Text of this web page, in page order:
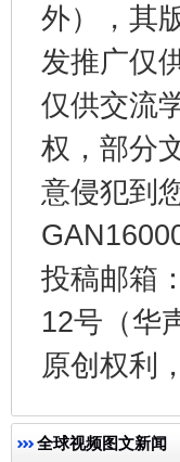
外），其
发推广仅
仅供交流
权，部分
意侵犯到
投稿邮箱
12号（华
原创权利
全球视频图文新闻
千年窑
揭开“小